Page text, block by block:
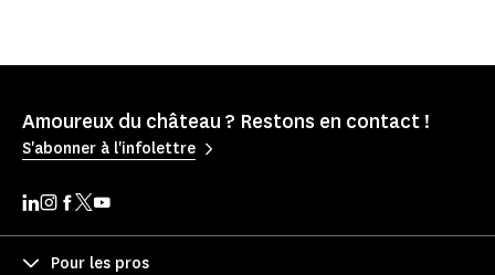
Amoureux du château ? Restons en contact !
S'abonner à l'infolettre
Pour les pros